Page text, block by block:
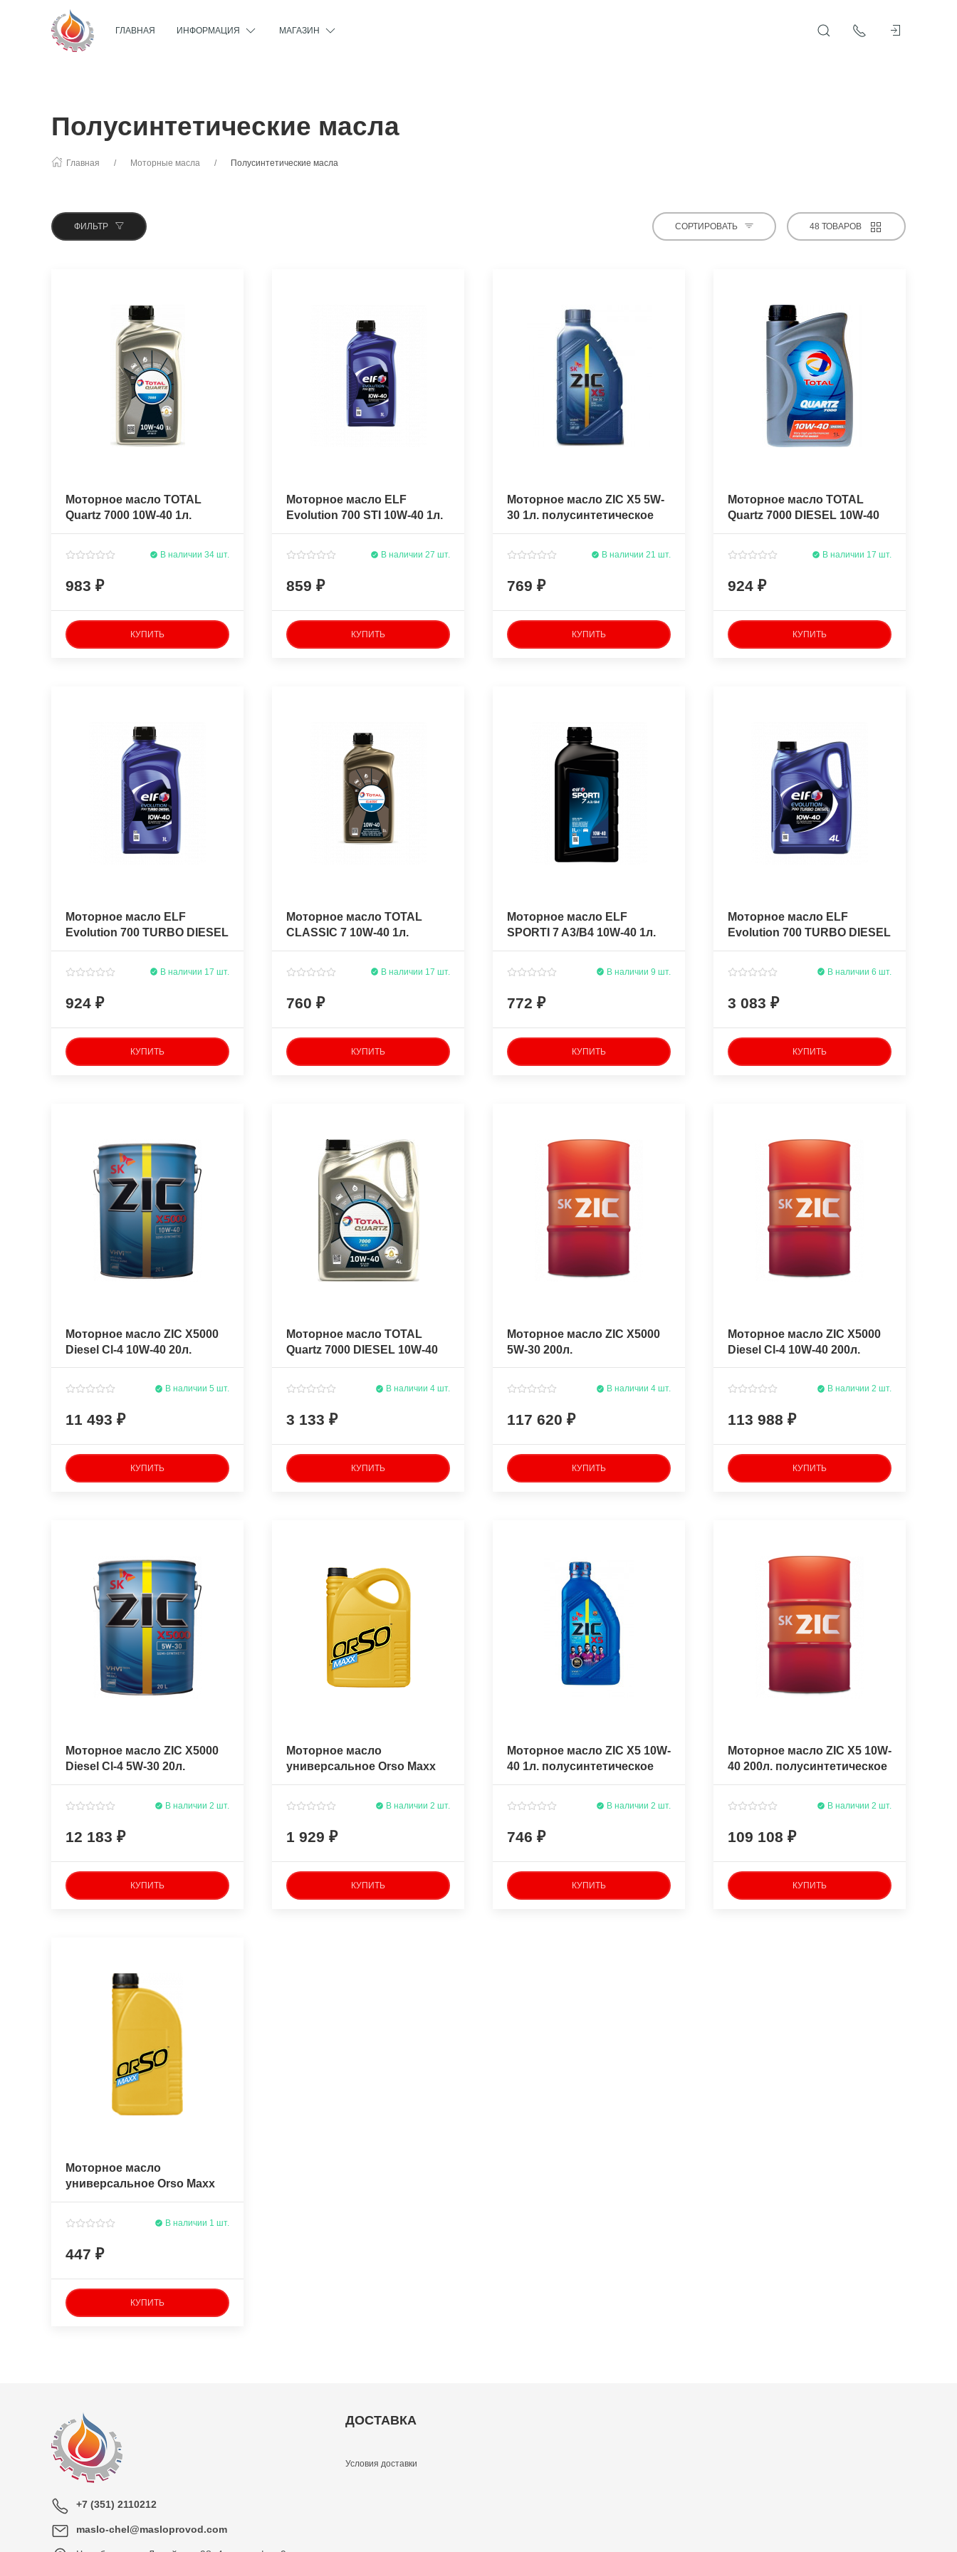
ГЛАВНАЯ ИНФОРМАЦИЯ МАГАЗИН
Полусинтетические масла
Главная Моторные масла Полусинтетические масла
ФИЛЬТР СОРТИРОВАТЬ 48 ТОВАРОВ
Моторное масло TOTAL
Quartz 7000 10W-40 1л.
полусинтетическое
В наличии 34 шт.
983
КУПИТЬ
Моторное масло ELF
Evolution 700 STI 10W-40 1л.
полусинтетическое
В наличии 27 шт.
859
КУПИТЬ
Моторное масло ZIC X5 5W-
30 1л. полусинтетическое
В наличии 21 шт.
769
КУПИТЬ
Моторное масло TOTAL
Quartz 7000 DIESEL 10W-40
1л. полусинтетическое
В наличии 17 шт.
924
КУПИТЬ
Моторное масло ELF
Evolution 700 TURBO DIESEL
10W-40 1л.
В наличии 17 шт.
924
КУПИТЬ
Моторное масло TOTAL
CLASSIC 7 10W-40 1л.
полусинтетическое
В наличии 17 шт.
760
КУПИТЬ
Моторное масло ELF
SPORTI 7 A3/B4 10W-40 1л.
полусинтетическое
В наличии 9 шт.
772
КУПИТЬ
Моторное масло ELF
Evolution 700 TURBO DIESEL
10W-40 4л.
В наличии 6 шт.
3 083
КУПИТЬ
Моторное масло ZIC X5000
Diesel Cl-4 10W-40 20л.
полусинтетическое
В наличии 5 шт.
11 493
КУПИТЬ
Моторное масло TOTAL
Quartz 7000 DIESEL 10W-40
4л. полусинтетическое
В наличии 4 шт.
3 133
КУПИТЬ
Моторное масло ZIC X5000
5W-30 200л.
полусинтетическое
В наличии 4 шт.
117 620
КУПИТЬ
Моторное масло ZIC X5000
Diesel Cl-4 10W-40 200л.
полусинтетическое
В наличии 2 шт.
113 988
КУПИТЬ
Моторное масло ZIC X5000
Diesel Cl-4 5W-30 20л.
полусинтетическое
В наличии 2 шт.
12 183
КУПИТЬ
Моторное масло
универсальное Orso Maхx
1040 5л. полусинтетическое
В наличии 2 шт.
1 929
КУПИТЬ
Моторное масло ZIC X5 10W-
40 1л. полусинтетическое
В наличии 2 шт.
746
КУПИТЬ
Моторное масло ZIC X5 10W-
40 200л. полусинтетическое
В наличии 2 шт.
109 108
КУПИТЬ
Моторное масло
универсальное Orso Maхx
1040 1л. полусинтетическое
В наличии 1 шт.
447
КУПИТЬ
+7 (351) 2110212
maslo-chel@masloprovod.com
ДОСТАВКА
Условия доставки